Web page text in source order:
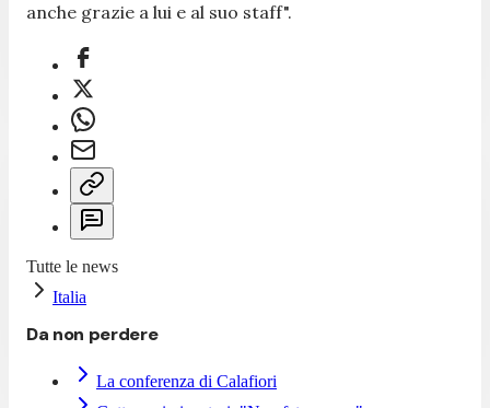
anche grazie a lui e al suo staff".
Tutte le news
Italia
Da non perdere
La conferenza di Calafiori